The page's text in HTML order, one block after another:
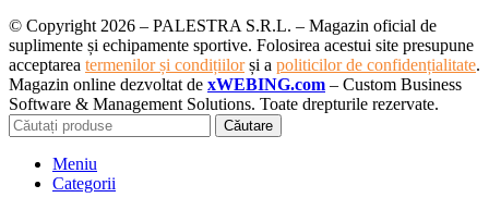
© Copyright 2026 – PALESTRA S.R.L. – Magazin oficial de
suplimente și echipamente sportive. Folosirea acestui site presupune
acceptarea termenilor și condițiilorși a politicilor de confidențialitate.
Magazin online dezvoltat de xWEBING.com – Custom Business
Software & Management Solutions. Toate drepturile rezervate.
Căutare
Meniu
Categorii